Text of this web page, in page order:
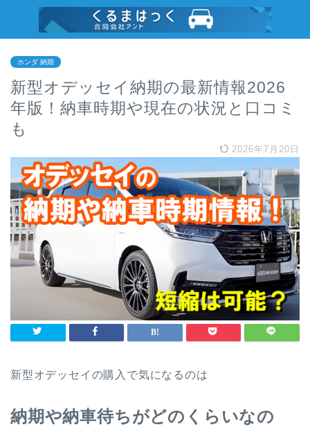
ホンダ 納期
新型オデッセイ納期の最新情報2026
年版！納車時期や現在の状況と口コミ
も
2026年7月20日
新型オデッセイの購入で気になるのは
納期や納車待ちがどのくらいなの